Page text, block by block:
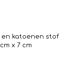
en katoenen stof
x 7 cm